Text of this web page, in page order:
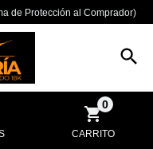
de Protección al Comprador)
CARRITO
0